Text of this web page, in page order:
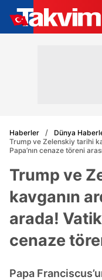
Haberler
Dünya
Trump ve Zelenskiy tarihi
Papa’nın cenaze töreni
Trump ve
kavganın
arada!
cenaze
Papa